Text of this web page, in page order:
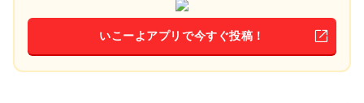
いこーよアプリで今すぐ投稿！